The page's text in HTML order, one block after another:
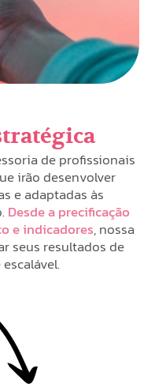
de profissionais
irão desenvolver
e adaptadas às
Desde a precificação
e indicadores, nossa
seus resultados de